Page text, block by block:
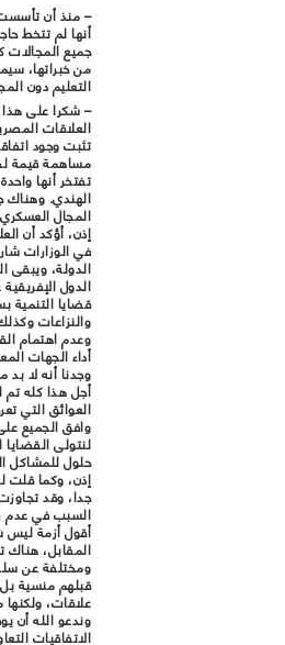
– منذ أن تأسست
أنها لم تتخط
جميع المجالات
من خبراتها،
التعليم دون
– شكرا على
العلاقات
تثبت وجود
مساهمة قيمة
تفتخر أنها
الهندي. وهناك
المجال
إذن، أؤكد أن
في الوزارات
الدولة،
الدول
قضايا
والنزاعات
وعدم اهتمام
أداء الجهات
وجدنا أنه لا
أجل هذا كله تم
العوائق التي
وافق الجميع
لنتولى
حلول للمشاكل
إذن، وكما قلت
جدا، وقد
السبب في عدم
أقول أزمة ليس
المقابل، هناك
ومختلفة عن
قبلهم منسية
علاقات،
وندعو الله أن
الاتفاقيات